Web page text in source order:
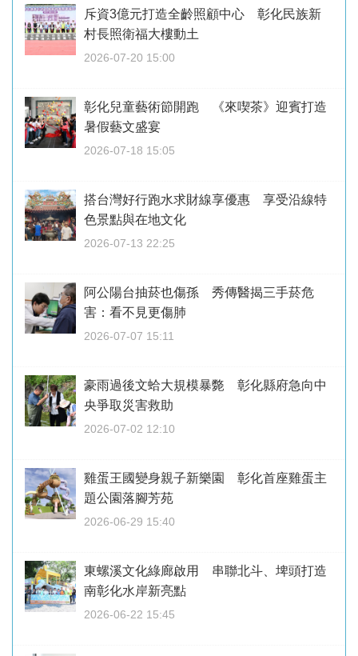
斥資3億元打造全齡照顧中心 彰化民族新
村長照衛福大樓動土
2026-07-20 15:00
彰化兒童藝術節開跑 《來喫茶》迎賓打造
暑假藝文盛宴
2026-07-18 15:05
搭台灣好行跑水求財線享優惠 享受沿線特
色景點與在地文化
2026-07-13 22:25
阿公陽台抽菸也傷孫 秀傳醫揭三手菸危
害：看不見更傷肺
2026-07-07 15:11
豪雨過後文蛤大規模暴斃 彰化縣府急向中
央爭取災害救助
2026-07-02 12:10
雞蛋王國變身親子新樂園 彰化首座雞蛋主
題公園落腳芳苑
2026-06-29 15:40
東螺溪文化綠廊啟用 串聯北斗、埤頭打造
南彰化水岸新亮點
2026-06-22 15:45